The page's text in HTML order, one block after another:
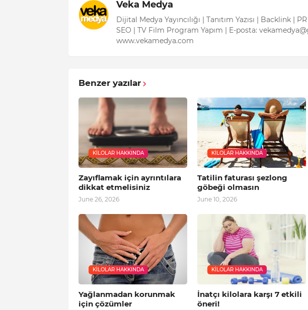
Veka Medya
Dijital Medya Yayıncılığı | Tanıtım Yazısı | Backlink |
SEO | TV Film Program Yapım | E-posta:
www.vekamedya.com
Benzer yazılar
KILOLAR HAKKINDA
Zayıflamak için ayrıntılara
dikkat etmelisiniz
June 26, 2026
KILOLAR HAKKINDA
Tatilin faturası şezlong
göbeği olmasın
June 10, 2026
KILOLAR HAKKINDA
Yağlanmadan korunmak
için çözümler
KILOLAR HAKKINDA
İnatçı kilolara karşı 7 etkili
öneri!